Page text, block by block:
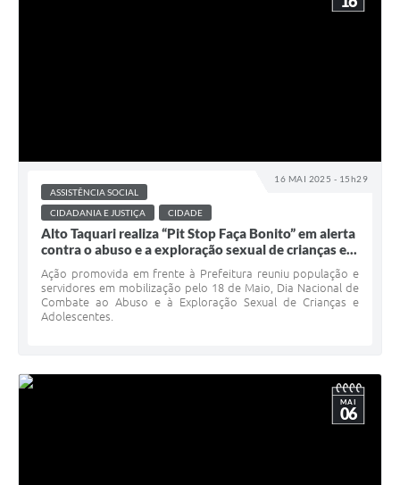
16 MAI 2025 - 15h29
ASSISTÊNCIA SOCIAL
CIDADANIA E JUSTIÇA
CIDADE
Alto Taquari realiza “Pit Stop Faça Bonito” em alerta
contra o abuso e a exploração sexual de crianças e...
Ação promovida em frente à Prefeitura reuniu população e
servidores em mobilização pelo 18 de Maio, Dia Nacional de
Combate ao Abuso e à Exploração Sexual de Crianças e
Adolescentes.
MAI
06